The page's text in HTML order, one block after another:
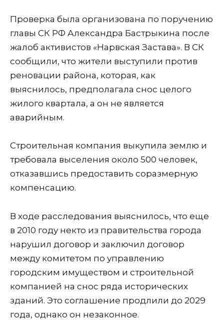
Проверка была организована по поручению
главы СК РФ Александра Бастрыкина после
жалоб активистов «Нарвская Застава». В СК
сообщили, что жители выступили против
реновации района, которая, как
выяснилось, предполагала снос целого
жилого квартала, а он не является
аварийным.
Строительная компания выкупила землю и
требовала выселения около 500 человек,
отказавшись предоставить соразмерную
компенсацию.
В ходе расследования выяснилось, что еще
в 2010 году некто из правительства города
нарушил договор и заключил договор
между комитетом по управлению
городским имуществом и строительной
компанией на снос ряда исторических
зданий. Это соглашение продлили до 2029
года, однако он незаконное.